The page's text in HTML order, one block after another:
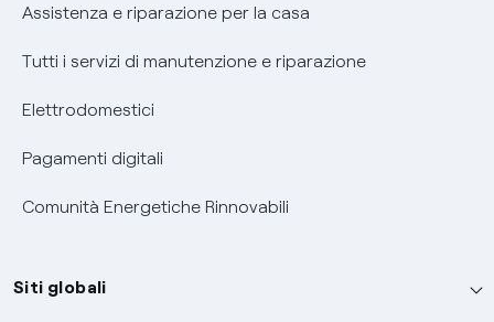
Assistenza e riparazione per la casa
Tutti i servizi di manutenzione e riparazione
Elettrodomestici
Pagamenti digitali
Comunità Energetiche Rinnovabili
Siti globali